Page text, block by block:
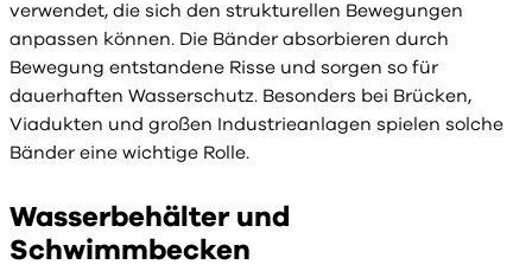
verwendet, die sich den strukturellen Bewegungen
anpassen können. Die Bänder absorbieren durch
Bewegung entstandene Risse und sorgen so für
dauerhaften Wasserschutz. Besonders bei Brücken,
Viadukten und großen Industrieanlagen spielen solche
Bänder eine wichtige Rolle.
Wasserbehälter und
Schwimmbecken